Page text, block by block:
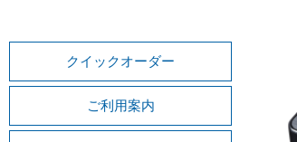
クイックオーダー
ご利用案内